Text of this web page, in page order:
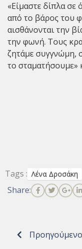
«Είμαστε δίπλα σε
από το βάρος του
αισθάνονται την
την φωνή. Τους
ζητάμε συγγνώμη,
το σταματήσουμε»
Tags : Λένα Δροσάκη
Share:
Προηγούμενο